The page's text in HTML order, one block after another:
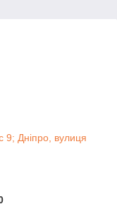
9; Дніпро, вулиця